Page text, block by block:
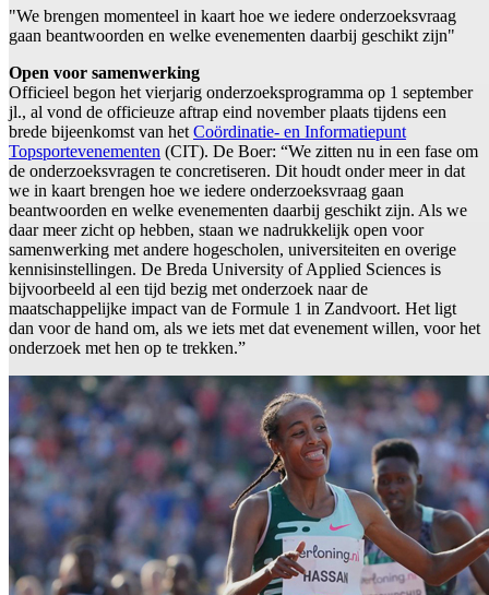
"We brengen momenteel in kaart hoe we iedere onderzoeksvraag
gaan beantwoorden en welke evenementen daarbij geschikt zijn"
Open voor samenwerking
Officieel begon het vierjarig onderzoeksprogramma op 1 september
jl., al vond de officieuze aftrap eind november plaats tijdens een
brede bijeenkomst van hetCoördinatie- en Informatiepunt
Topsportevenementen (CIT). De Boer: “We zitten nu in een fase om
de onderzoeksvragen te concretiseren. Dit houdt onder meer in dat
we in kaart brengen hoe we iedere onderzoeksvraag gaan
beantwoorden en welke evenementen daarbij geschikt zijn. Als we
daar meer zicht op hebben, staan we nadrukkelijk open voor
samenwerking met andere hogescholen, universiteiten en overige
kennisinstellingen. De Breda University of Applied Sciences is
bijvoorbeeld al een tijd bezig met onderzoek naar de
maatschappelijke impact van de Formule 1 in Zandvoort. Het ligt
dan voor de hand om, als we iets met dat evenement willen, voor het
onderzoek met hen op te trekken.”